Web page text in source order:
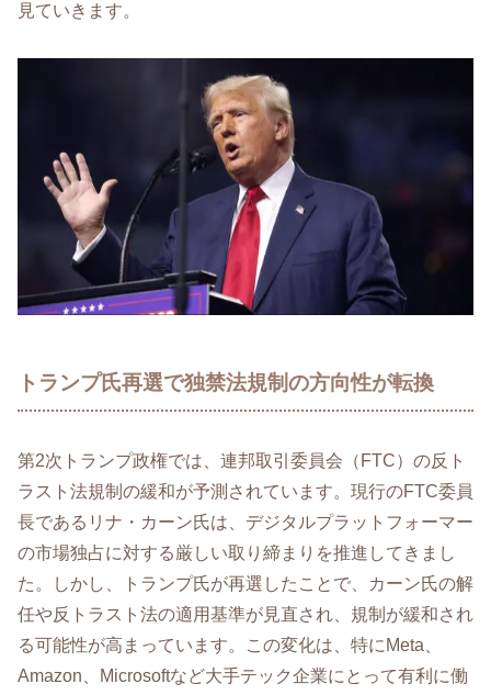
見ていきます。
トランプ氏再選で独禁法規制の方向性が転換
第2次トランプ政権では、連邦取引委員会（FTC）の反ト
ラスト法規制の緩和が予測されています。現行のFTC委員
長であるリナ・カーン氏は、デジタルプラットフォーマー
の市場独占に対する厳しい取り締まりを推進してきまし
た。しかし、トランプ氏が再選したことで、カーン氏の解
任や反トラスト法の適用基準が見直され、規制が緩和され
る可能性が高まっています。この変化は、特にMeta、
Amazon、Microsoftなど大手テック企業にとって有利に働